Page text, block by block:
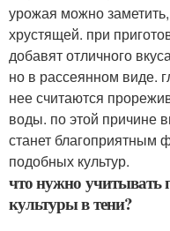
урожая можно
хрустящей. при
добавят отличного
но в рассеянном виде.
нее считаются
воды. по этой причине
станет
подобных культур.
что нужно учитывать
культуры в тени?